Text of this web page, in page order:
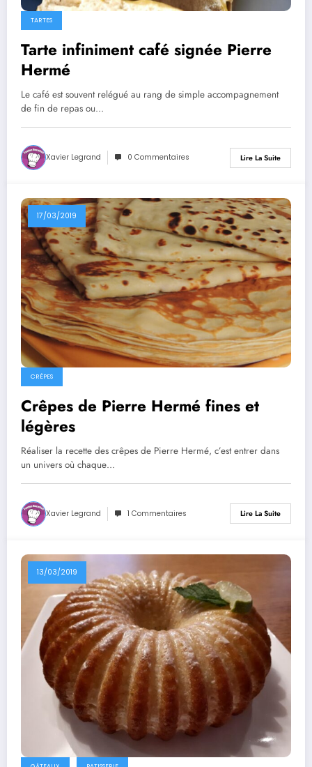
TARTES
Tarte infiniment café signée Pierre
Hermé
Le café est souvent relégué au rang de simple accompagnement
de fin de repas ou…
Xavier Legrand 0 Commentaires Lire La Suite
17/03/2019
CRÊPES
Crêpes de Pierre Hermé fines et
légères
Réaliser la recette des crêpes de Pierre Hermé, c’est entrer dans
un univers où chaque…
Xavier Legrand 1 Commentaires Lire La Suite
13/03/2019